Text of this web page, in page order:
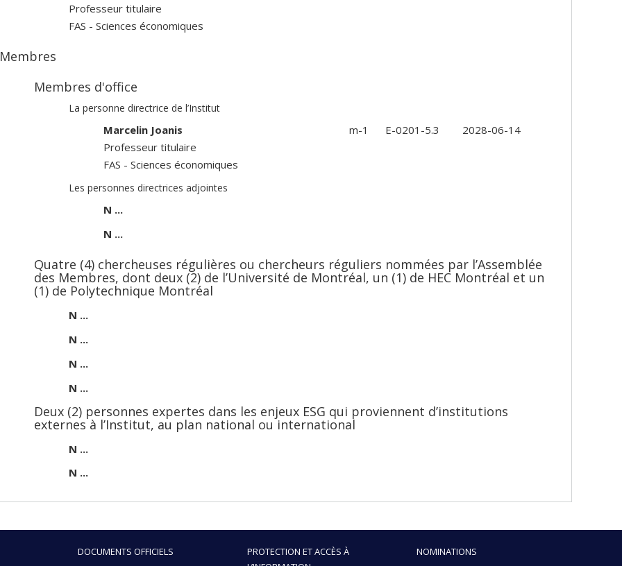
Professeur titulaire
FAS - Sciences économiques
Membres
Membres d'office
La personne directrice de l’Institut
Marcelin Joanis m-1 E-0201-5.3
2028-06-14
Professeur titulaire
FAS - Sciences économiques
Les personnes directrices adjointes
N ...
N ...
Quatre (4) chercheuses régulières ou chercheurs réguliers nommées par l’Assemblée
des Membres, dont deux (2) de l’Université de Montréal, un (1) de HEC Montréal et un
(1) de Polytechnique Montréal
N ...
N ...
N ...
N ...
Deux (2) personnes expertes dans les enjeux ESG qui proviennent d’institutions
externes à l’Institut, au plan national ou international
N ...
N ...
DOCUMENTS OFFICIELS
PROTECTION ET ACCÈS À
NOMINATIONS